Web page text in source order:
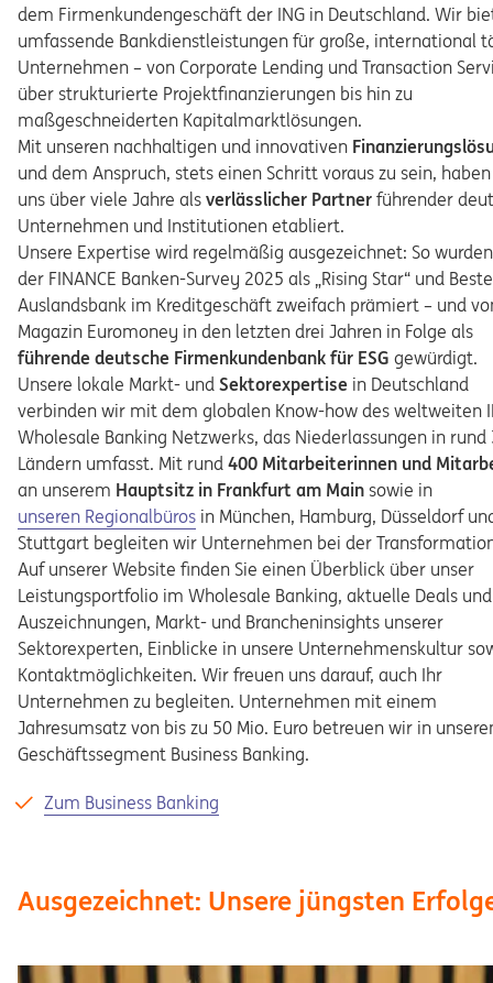
dem Firmenkundengeschäft der ING in Deutschland. Wir
umfassende Bankdienstleistungen für große, international
Unternehmen – von Corporate Lending und Transaction
über strukturierte Projektfinanzierungen bis hin zu
maßgeschneiderten Kapitalmarktlösungen.
Mit unseren nachhaltigen und innovativen
und dem Anspruch, stets einen Schritt voraus zu sein,
uns über viele Jahre als verlässlicher Partner führender
Unternehmen und Institutionen etabliert.
Unsere Expertise wird regelmäßig ausgezeichnet: So
der FINANCE Banken-Survey 2025 als „Rising Star“ und Beste
Auslandsbank im Kreditgeschäft zweifach prämiert – und
Magazin Euromoney in den letzten drei Jahren in Folge als
führende deutsche Firmenkundenbank für ESG gewürdigt.
Unsere lokale Markt- und Sektorexpertise in Deutschland
verbinden wir mit dem globalen Know-how des weltweiten
Wholesale Banking Netzwerks, das Niederlassungen in rund
Ländern umfasst. Mit rund 400 Mitarbeiterinnen und
an unserem Hauptsitz in Frankfurt am Main sowie in
unseren Regionalbüros in München, Hamburg, Düsseldorf
Stuttgart begleiten wir Unternehmen bei der
Auf unserer Website finden Sie einen Überblick über unser
Leistungsportfolio im Wholesale Banking, aktuelle Deals und
Auszeichnungen, Markt- und Brancheninsights unserer
Sektorexperten, Einblicke in unsere Unternehmenskultur
Kontaktmöglichkeiten. Wir freuen uns darauf, auch Ihr
Unternehmen zu begleiten. Unternehmen mit einem
Jahresumsatz von bis zu 50 Mio. Euro betreuen wir in
Geschäftssegment Business Banking.
Opens in a new tab
Zum Business Banking
Ausgezeichnet: Unsere jüngsten